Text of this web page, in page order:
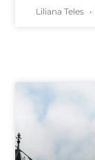
Liliana Teles